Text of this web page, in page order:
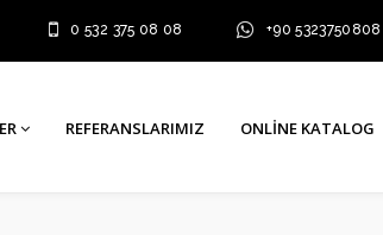
0 532 375 08 08 +90 5323750808
REFERANSLARIMIZ ONLINE KATALOG